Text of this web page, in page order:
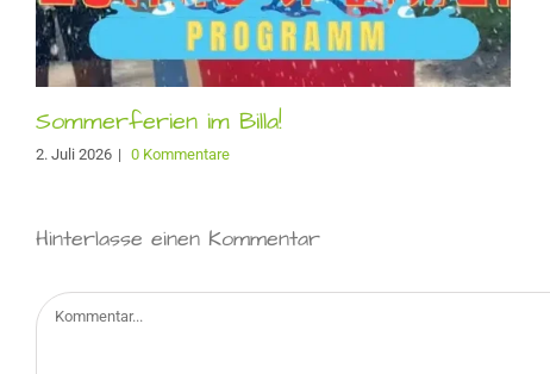
Sommerferien im Billa!
2. Juli 2026 | 0 Kommentare
Hinterlasse einen Kommentar
Kommentar